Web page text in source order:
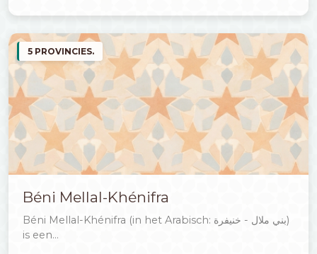
5 PROVINCIES.
Béni Mellal-Khénifra
Béni Mellal-Khénifra (in het Arabisch: بني ملال - خنيفرة)
is een...